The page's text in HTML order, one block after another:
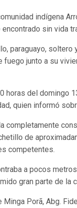
indígena
sin vida
paraguayo,
junto a su
horas del domingo
quien informó
completamente
de
competentes.
a pocos
gran parte de la
Porã, Abg.